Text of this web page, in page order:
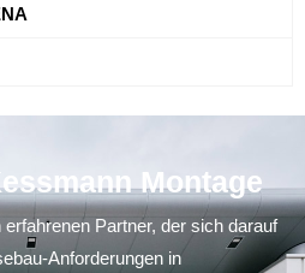
Montage
Partner, der sich darauf
Anforderungen in